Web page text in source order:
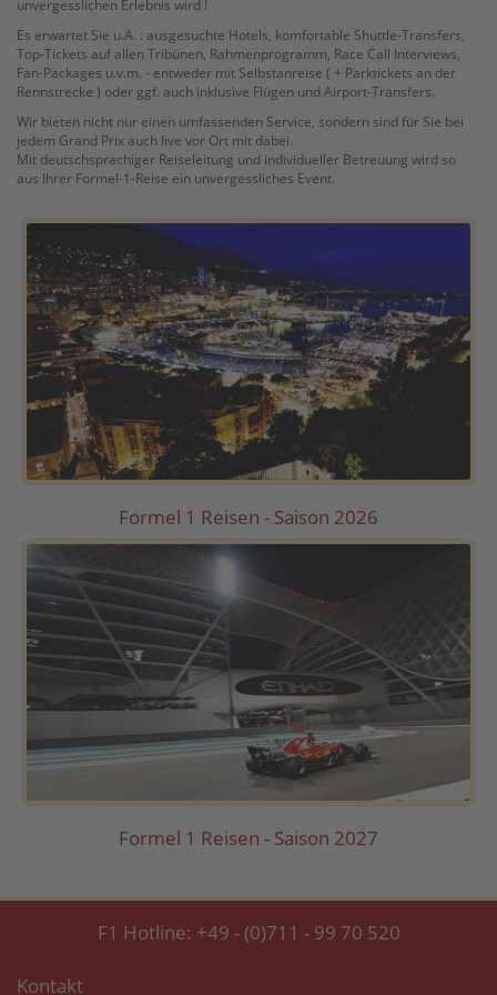
unvergesslichen Erlebnis wird !
Es erwartet Sie u.A. : ausgesuchte Hotels, komfortable Shuttle-Transfers,
Top-Tickets auf allen Tribünen, Rahmenprogramm, Race Call Interviews,
Fan-Packages u.v.m. - entweder mit Selbstanreise ( + Parktickets an der
Rennstrecke ) oder ggf. auch inklusive Flügen und Airport-Transfers.
Wir bieten nicht nur einen umfassenden Service, sondern sind für Sie bei
jedem Grand Prix auch live vor Ort mit dabei.
Mit deutschsprachiger Reiseleitung und individueller Betreuung wird so
aus Ihrer Formel-1-Reise ein unvergessliches Event.
Formel 1 Reisen - Saison 2026
Formel 1 Reisen - Saison 2027
F1 Hotline: +49 - (0)711 - 99 70 520
Kontakt